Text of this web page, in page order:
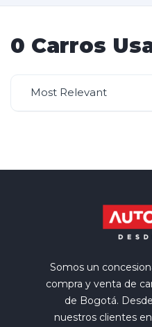
0 Carros
Most Relevant
Somos un
compra y venta de
de Bogotá.
nuestros clientes